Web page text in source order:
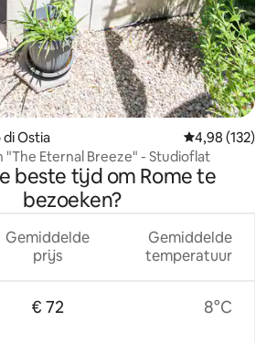
di Ostia Gemiddelde
4,98 (132)
"The Eternal Breeze" - Studioflat
beste tijd om Rome te
bezoeken?
Gemiddelde
prijs
€ 72
Gemiddelde
temperatuur
8°C